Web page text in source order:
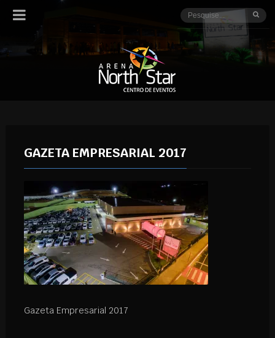
GAZETA EMPRESARIAL 2017
Gazeta Empresarial 2017